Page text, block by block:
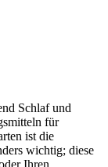
Schlaf und
für
ist die
wichtig; diese
Ihren